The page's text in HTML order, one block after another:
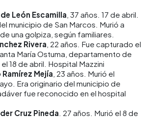
León Escamilla , 37 años. 17 de abril.
municipio de San Marcos. Murió a
una golpiza, según familiares.
Rivera , 22 años. Fue capturado el
María Ostuma, departamento de
el 18 de abril. Hospital Mazzini
Mejía , 23 años. Murió el
Era originario del municipio de
fue reconocido en el hospital
Cruz Pineda . 27 años. Murió el 8 de